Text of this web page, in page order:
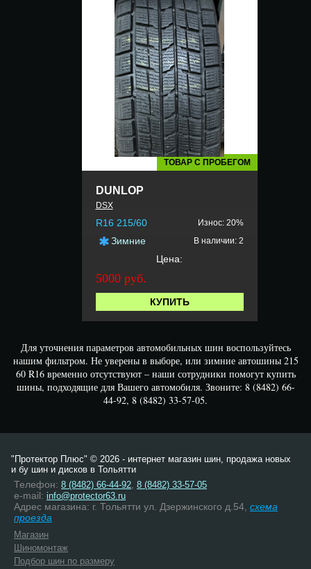
ТОВАР С ПРОБЕГОМ
DUNLOP
DSX
R16 215/60 Износ: 20%
Зимние В наличии: 2
Цена:
5000 руб.
КУПИТЬ
Для уточнения параметров автомобильных шин воспользуйтесь
нашим фильтром. Не уверены в выборе, или зимние автошины 215
60 R16 временно отсутствуют – наши сотрудники помогут купить
шины, подходящие для Вашего автомобиля. Звоните: 8 (8482) 66-
44-92, 8 (8482) 33-57-05.
"Протектор Плюс" © 2026 - интернет магазин шин, продажа новых
и бу шин и дисков в Тольятти
Телефон: 8 (8482) 66-44-92 8 (8482) 33-57-05
e-mail: info@protector63.ru
Адрес магазина: г. Тольятти ул. Дзержинского д.54, схема
проезда
Магазин
Шиномонтаж
Подбор шин по размеру